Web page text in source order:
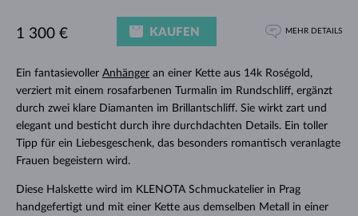
Ein fantasievoller Anhängeran einer Kette aus 14k Roségold,
verziert mit einem rosafarbenen Turmalin im Rundschliff, ergänzt
durch zwei klare Diamanten im Brillantschliff. Sie wirkt zart und
elegant und besticht durch ihre durchdachten Details. Ein toller
Tipp für ein Liebesgeschenk, das besonders romantisch veranlagte
Frauen begeistern wird.
Diese Halskette wird im KLENOTA Schmuckatelier in Prag
handgefertigt und mit einer Kette aus demselben Metall in einer
1 300 € KAUFEN MEHR DETAILS